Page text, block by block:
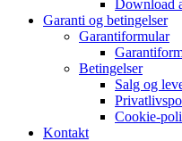
Download
Garanti og betingelser
Garantiformular
Betingelser
Salg og
Cookie-
Kontakt